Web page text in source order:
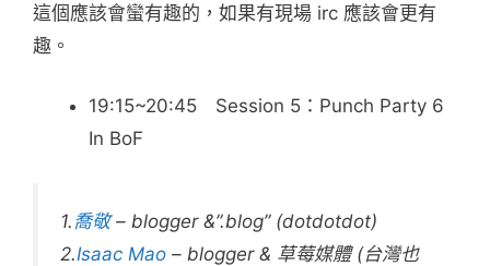
這個應該會蠻有趣的，如果有現場 irc 應該會更有
趣。
19:15~20:45 Session 5：Punch Party 6
In BoF
1. 喬敬– blogger &”.blog” (dotdotdot)
2.Isaac Mao – blogger & 草莓媒體 (台灣也